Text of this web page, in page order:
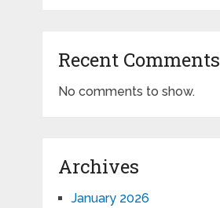
Recent Comments
No comments to show.
Archives
January 2026